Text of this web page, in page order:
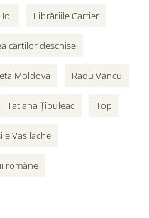
Librăriile Cartier
cărților deschise
Moldova Radu Vancu
Tatiana Țîbuleac Top
Vasilache
române